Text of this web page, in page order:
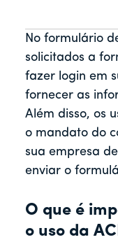
No formulário
solicitados a
fazer login em
fornecer as
Além disso, os
o mandato do
sua empresa
enviar o
O que é
o uso da